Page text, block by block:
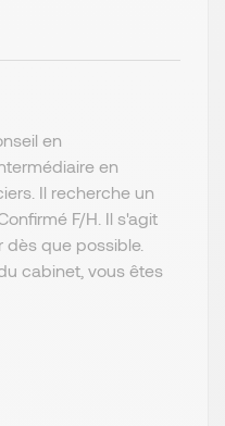
en
en
Il recherche un
F/H. Il s'agit
dès que possible.
cabinet, vous êtes